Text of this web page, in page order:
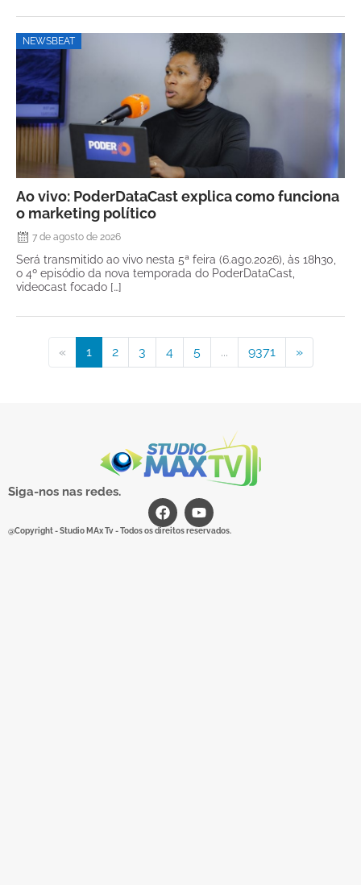
NEWSBEAT
Ao vivo: PoderDataCast explica como funciona
o marketing político
7 de agosto de 2026
Será transmitido ao vivo nesta 5ª feira (6.ago.2026), às 18h30,
o 4º episódio da nova temporada do PoderDataCast,
videocast focado […]
« 1 2 3 4 5 ... 9371 »
Siga-nos nas redes.
@Copyright - Studio MAx Tv - Todos os direitos reservados.